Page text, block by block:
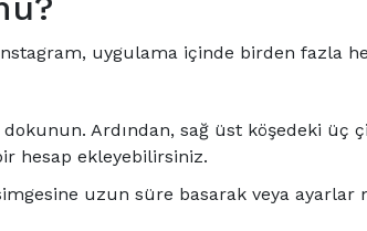
uygulama içinde birden fazla
Ardından, sağ üst köşedeki üç
hesap ekleyebilirsiniz.
uzun süre basarak veya ayarlar